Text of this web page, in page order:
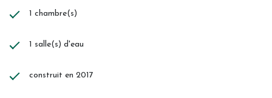
1 chambre(s)
1 salle(s) d'eau
construit en 2017